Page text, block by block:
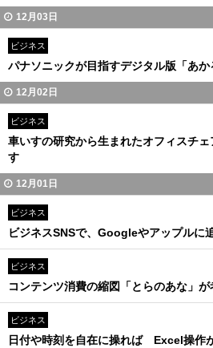
12月03日
ビジネス
パナソニックが目指すデジタル版「あか
12月02日
ビジネス
車いすの研究から生まれたオフィスチ
す
12月01日
ビジネス
ビジネスSNSで、Googleやアップルに
ビジネス
コンテンツ消費の縮図「とらのあな」が
ビジネス
日付や時刻を自在に操れば Excel操作